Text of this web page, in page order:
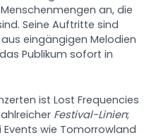
an, die
Seine Auftritte sind
eingängigen Melodien
Publikum sofort in
ist Lost Frequencies
Festival-Linien;
Events wie Tomorrowland